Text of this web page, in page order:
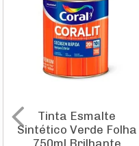
Tinta Esmalte
Sintético Verde Folha